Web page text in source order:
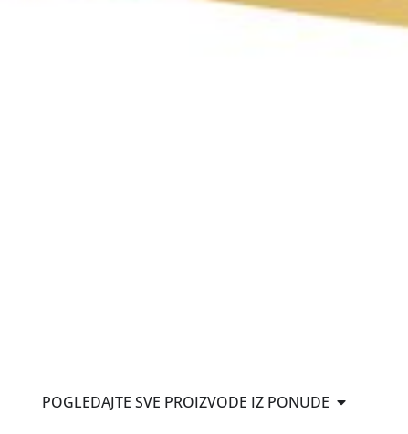
POGLEDAJTE SVE PROIZVODE IZ PONUDE Open